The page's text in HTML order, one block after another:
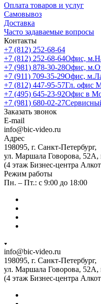
Оплата товаров и услуг
Самовывоз
Доставка
Часто задаваемые вопросы
Контакты
+7 (812) 252-68-64
+7 (812) 252-68-64Офис,
+7 (981) 878-30-28Офис,
+7 (911) 709-35-29Офис,
+7 (812) 447-95-57Гл. офис
+7 (495) 645-23-92Офис в
+7 (981) 680-02-27
Заказать звонок
E-mail
info@bic-video.ru
Адрес
198095, г. Санкт-Петербург,
ул. Маршала Говорова, 52А,
(4 этаж Бизнес-центра
Режим работы
Пн. – Пт.: с 9:00 до 18:00
info@bic-video.ru
198095, г. Санкт-Петербург,
ул. Маршала Говорова, 52А,
(4 этаж Бизнес-центра